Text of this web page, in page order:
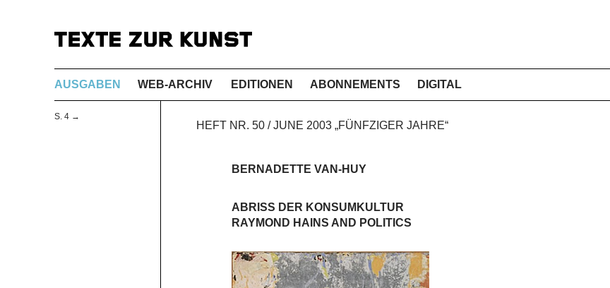
AUSGABEN WEB-ARCHIV EDITIONEN ABONNEMENTS DIGITAL
S. 4 →
HEFT NR. 50 / JUNE 2003 „FÜNFZIGER JAHRE“
BERNADETTE VAN-HUY
ABRISS DER KONSUMKULTUR
RAYMOND HAINS AND POLITICS